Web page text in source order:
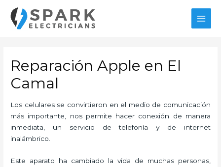
contenido
Reparación Apple en El
Camal
Los celulares se convirtieron en el medio de comunicación
más importante, nos permite hacer conexión de manera
inmediata, un servicio de telefonía y de internet
inalámbrico.
Este aparato ha cambiado la vida de muchas personas,